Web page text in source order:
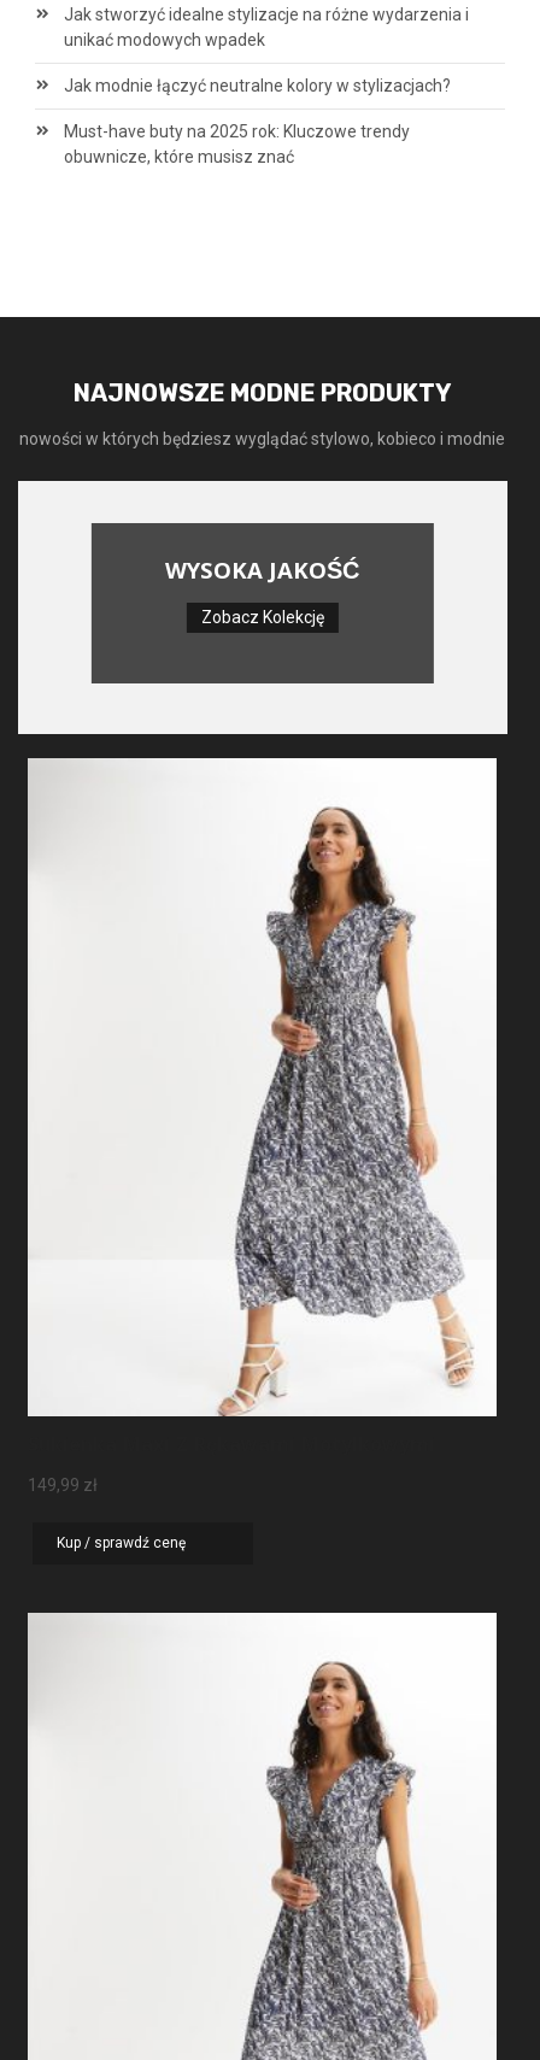
Jak stworzyć idealne stylizacje na różne wydarzenia i
unikać modowych wpadek
Jak modnie łączyć neutralne kolory w stylizacjach?
Must-have buty na 2025 rok: Kluczowe trendy
obuwnicze, które musisz znać
NAJNOWSZE MODNE PRODUKTY
nowości w których będziesz wyglądać stylowo, kobieco i modnie
WYSOKA JAKOŚĆ
Zobacz Kolekcję
149,99 zł
Kup / sprawdź cenę